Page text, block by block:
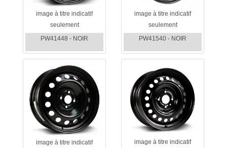
image à titre indicatif
seulement
PW41448 - NOIR
image à titre indicatif
seulement
PW41540 - NOIR
image à titre indicatif
image à titre indicatif